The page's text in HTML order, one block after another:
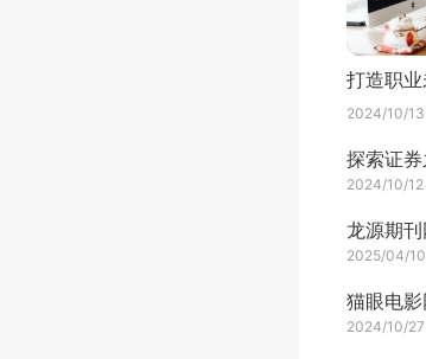
2024/10/13
2024/10/12
2025/04/10
2024/10/27